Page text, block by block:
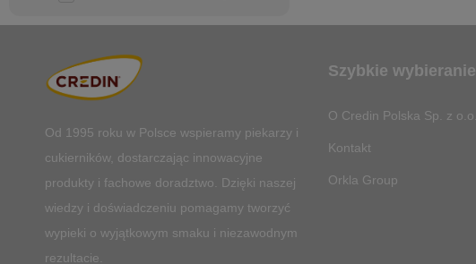
Od 1995 roku w Polsce wspieramy piekarzy i
cukierników, dostarczając innowacyjne
produkty i fachowe doradztwo. Dzięki naszej
wiedzy i doświadczeniu pomagamy tworzyć
wypieki o wyjątkowym smaku i niezawodnym
rezultacie.
Szybkie wybieranie
O Credin Polska Sp. z o.o.
Kontakt
Orkla Group